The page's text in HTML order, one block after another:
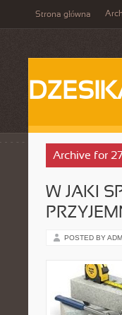
Strona główna
Archive for
W JAKI
POSTED BY